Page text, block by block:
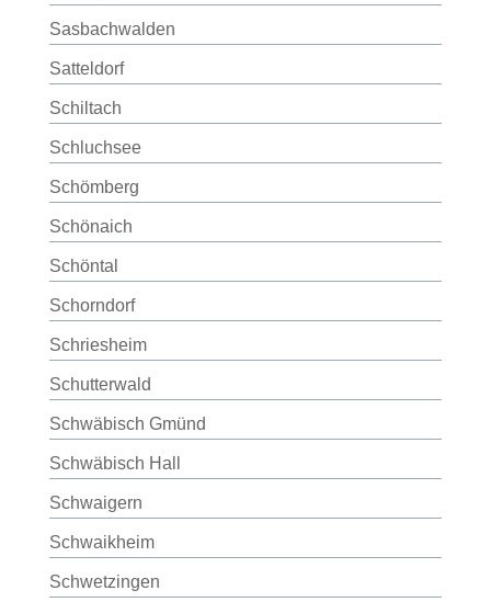
Sasbachwalden
Satteldorf
Schiltach
Schluchsee
Schömberg
Schönaich
Schöntal
Schorndorf
Schriesheim
Schutterwald
Schwäbisch Gmünd
Schwäbisch Hall
Schwaigern
Schwaikheim
Schwetzingen